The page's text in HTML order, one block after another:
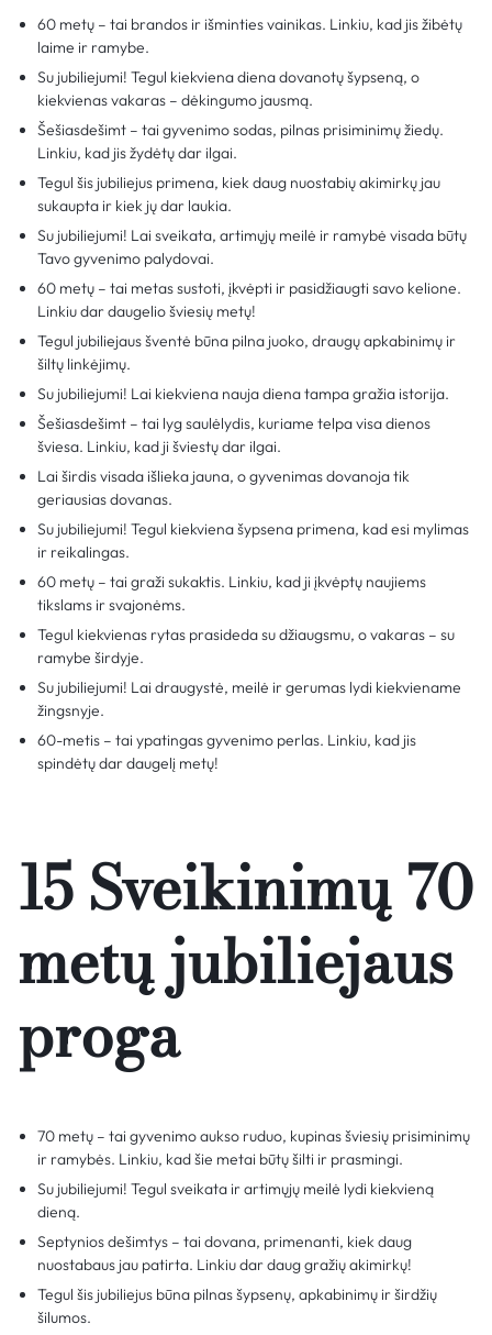
60 metų – tai brandos ir išminties vainikas. Linkiu, kad jis žibėtų
laime ir ramybe.
Su jubiliejumi! Tegul kiekviena diena dovanotų šypseną, o
kiekvienas vakaras – dėkingumo jausmą.
Šešiasdešimt – tai gyvenimo sodas, pilnas prisiminimų žiedų.
Linkiu, kad jis žydėtų dar ilgai.
Tegul šis jubiliejus primena, kiek daug nuostabių akimirkų jau
sukaupta ir kiek jų dar laukia.
Su jubiliejumi! Lai sveikata, artimųjų meilė ir ramybė visada būtų
Tavo gyvenimo palydovai.
60 metų – tai metas sustoti, įkvėpti ir pasidžiaugti savo kelione.
Linkiu dar daugelio šviesių metų!
Tegul jubiliejaus šventė būna pilna juoko, draugų apkabinimų ir
šiltų linkėjimų.
Su jubiliejumi! Lai kiekviena nauja diena tampa gražia istorija.
Šešiasdešimt – tai lyg saulėlydis, kuriame telpa visa dienos
šviesa. Linkiu, kad ji šviestų dar ilgai.
Lai širdis visada išlieka jauna, o gyvenimas dovanoja tik
geriausias dovanas.
Su jubiliejumi! Tegul kiekviena šypsena primena, kad esi mylimas
ir reikalingas.
60 metų – tai graži sukaktis. Linkiu, kad ji įkvėptų naujiems
tikslams ir svajonėms.
Tegul kiekvienas rytas prasideda su džiaugsmu, o vakaras – su
ramybe širdyje.
Su jubiliejumi! Lai draugystė, meilė ir gerumas lydi kiekviename
žingsnyje.
60-metis – tai ypatingas gyvenimo perlas. Linkiu, kad jis
spindėtų dar daugelį metų!
15 Sveikinimų 70
metų jubiliejaus
proga
70 metų – tai gyvenimo aukso ruduo, kupinas šviesių prisiminimų
ir ramybės. Linkiu, kad šie metai būtų šilti ir prasmingi.
Su jubiliejumi! Tegul sveikata ir artimųjų meilė lydi kiekvieną
dieną.
Septynios dešimtys – tai dovana, primenanti, kiek daug
nuostabaus jau patirta. Linkiu dar daug gražių akimirkų!
Tegul šis jubiliejus būna pilnas šypsenų, apkabinimų ir širdžių
šilumos.